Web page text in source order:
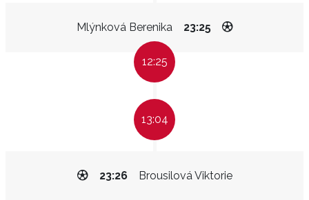
Mlýnková Berenika 23:25
12:25
13:04
Brousilová Viktorie
23:26